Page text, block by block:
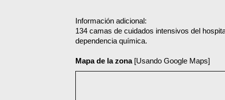
Información adicional:
134 camas de cuidados intensivos del
dependencia química.
Mapa de la zona[Usando Google Maps]